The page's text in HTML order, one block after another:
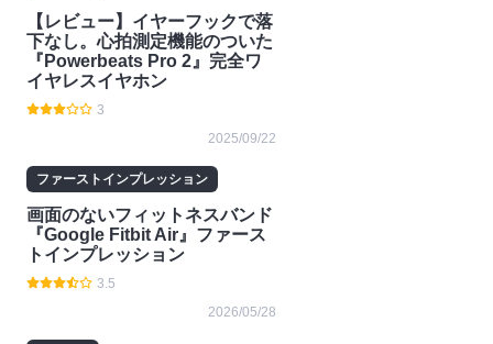
【レビュー】イヤーフックで落
下なし。心拍測定機能のついた
『Powerbeats Pro 2』完全ワ
イヤレスイヤホン
3
2025/09/22
ファーストインプレッション
画面のないフィットネスバンド
『Google Fitbit Air』ファース
トインプレッション
3.5
2026/05/28